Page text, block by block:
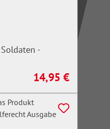
-
Regulärer Preis:
14,95 €